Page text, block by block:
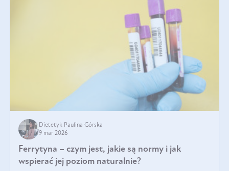
Dietetyk Paulina Górska
9 mar 2026
Ferrytyna – czym jest, jakie są normy i jak
wspierać jej poziom naturalnie?